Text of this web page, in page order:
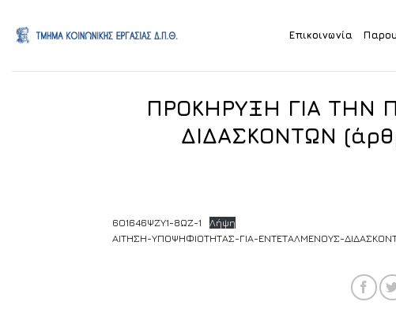
content
Επικοινωνία
ΠΡΟΚΗΡΥΞΗ ΓΙΑ ΤΗΝ
ΔΙΔΑΣΚΟΝΤΩΝ
6Ο1646ΨΖΥ1-8ΩΖ-1
Λήψη
ΑΙΤΗΣΗ-ΥΠΟΨΗΦΙΟΤΗΤΑΣ-ΓΙΑ-ΕΝΤΕΤΑΛΜΕΝΟΥΣ-